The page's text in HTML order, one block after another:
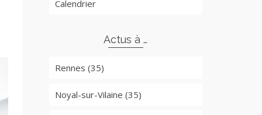
Calendrier
Actus à …
Rennes (35)
Noyal-sur-Vilaine (35)